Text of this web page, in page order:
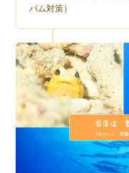
パム対策）